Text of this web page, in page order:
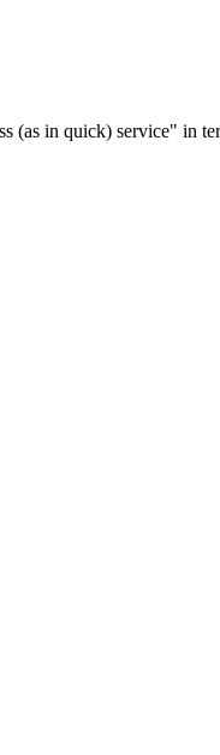
(as in quick) service" in